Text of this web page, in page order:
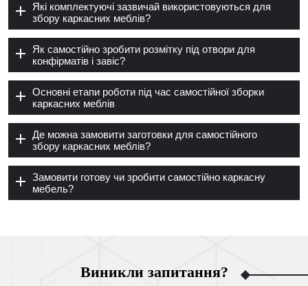
Які комплектуючі зазвичай використовуються для
збору каркасних меблів?
Як самостійно зробити розмітку під отвори для
конфірматів і завіс?
Основні етапи роботи під час самостійної зборки
каркасних меблів
Де можна замовити заготовки для самостійного
збору каркасних меблів?
Замовити готову чи зробити самостійно каркасну
мебель?
Виникли запитання?